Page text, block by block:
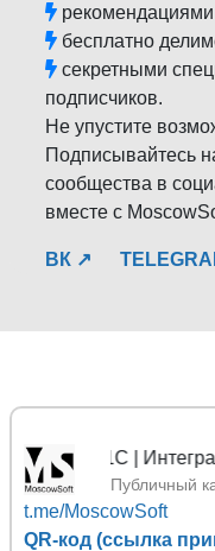
бесплатно
секретными
подписчиков.
Не упустите
Подписывайтесь
сообщества в
вместе с
ВК ↗
1С | Интеграция 1С с
Публичный
t.me/MoscowSoft
QR-код (ссылка